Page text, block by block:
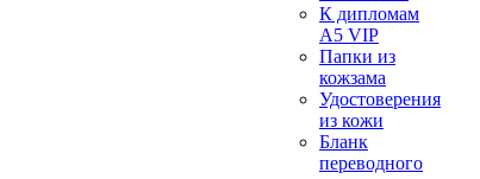
К дипломам
А5 VIP
Папки из
кожзама
Удостоверения
из кожи
Бланк
переводного